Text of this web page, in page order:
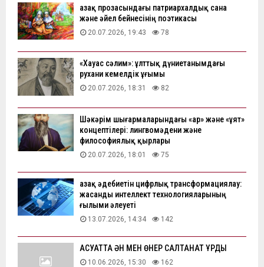
Қазақ прозасындағы патриархалдық сана
және әйел бейнесінің поэтикасы
20.07.2026, 19:43 78
«Хауас сәлим»: ұлттық дүниетанымдағы
рухани кемелдік ұғымы
20.07.2026, 18:31 82
Шәкәрім шығармаларындағы «ар» және «ұят»
концептілері: лингвомәдени және
философиялық қырлары
20.07.2026, 18:01 75
Қазақ әдебиетін цифрлық трансформациялау:
жасанды интеллект технологияларының
ғылыми әлеуеті
13.07.2026, 14:34 142
АҚСУАТТА ӘН МЕН ӨНЕР САЛТАНАТ ҚҰРДЫ
10.06.2026, 15:30 162